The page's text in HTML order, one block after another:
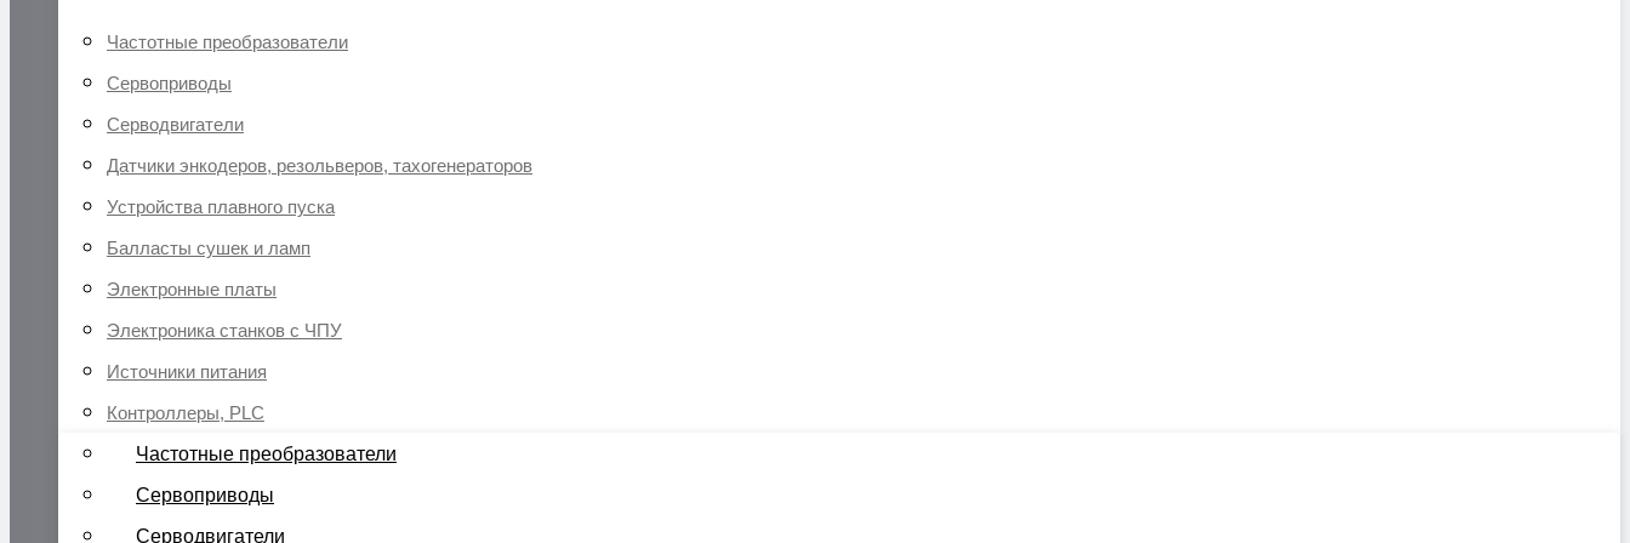
Частотные преобразователи
Сервоприводы
Серводвигатели
Датчики энкодеров, резольверов, тахогенераторов
Устройства плавного пуска
Балласты сушек и ламп
Электронные платы
Электроника станков с ЧПУ
Источники питания
Контроллеры, PLC
Частотные преобразователи
Сервоприводы
Серводвигатели